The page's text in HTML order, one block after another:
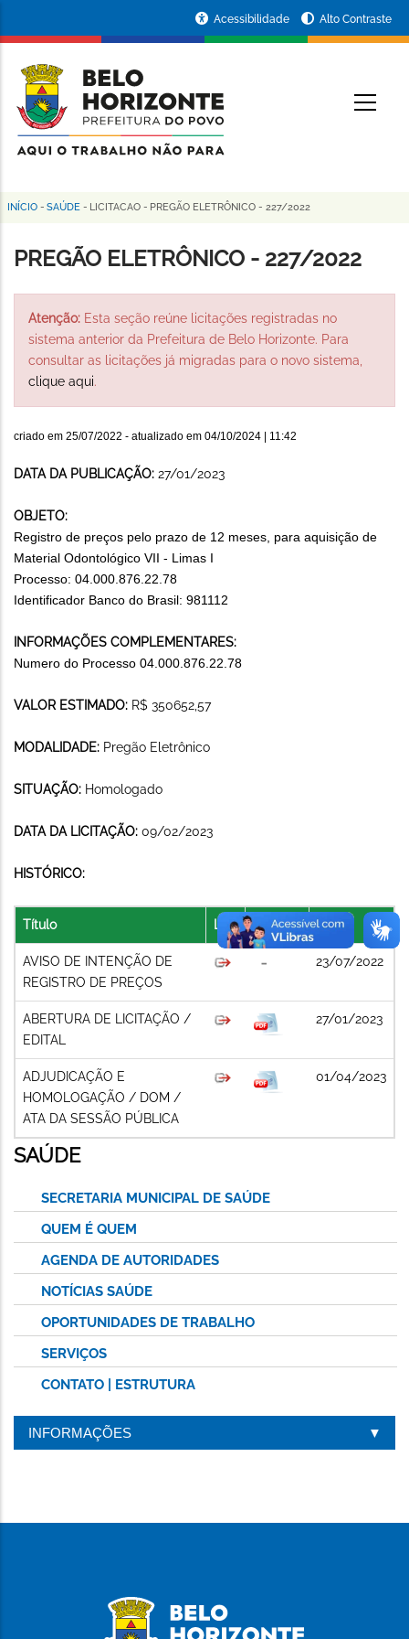
conteúdo
principal
da
Prefeitura
de
Horizonte
Acessibilidade Alto Contraste
Trilha
de
INÍCIO - SAÚDE - LICITACAO - PREGÃO ELETRÔNICO - 227/2022
PREGÃO ELETRÔNICO - 227/2022
Atenção: Esta seção reúne licitações registradas no
sistema anterior da Prefeitura de Belo Horizonte. Para
consultar as licitações já migradas para o novo sistema,
clique aqui.
criado em 25/07/2022 - atualizado em 04/10/2024 | 11:42
DATA DA PUBLICAÇÃO: 27/01/2023
OBJETO:
Registro de preços pelo prazo de 12 meses, para aquisição de
Material Odontológico VII - Limas I
Processo: 04.000.876.22.78
Identificador Banco do Brasil: 981112
INFORMAÇÕES COMPLEMENTARES:
Numero do Processo 04.000.876.22.78
VALOR ESTIMADO: R$ 350652,57
MODALIDADE: Pregão Eletrônico
SITUAÇÃO: Homologado
DATA DA LICITAÇÃO: 09/02/2023
HISTÓRICO:
Título Link Arquivo Data
AVISO DE INTENÇÃO DE
REGISTRO DE PREÇOS
23/07/2022
ABERTURA DE LICITAÇÃO /
EDITAL
27/01/2023
ADJUDICAÇÃO E
HOMOLOGAÇÃO / DOM /
ATA DA SESSÃO PÚBLICA
01/04/2023
SAÚDE
SECRETARIA MUNICIPAL DE SAÚDE
QUEM É QUEM
AGENDA DE AUTORIDADES
NOTÍCIAS SAÚDE
OPORTUNIDADES DE TRABALHO
SERVIÇOS
CONTATO | ESTRUTURA
INFORMAÇÕES